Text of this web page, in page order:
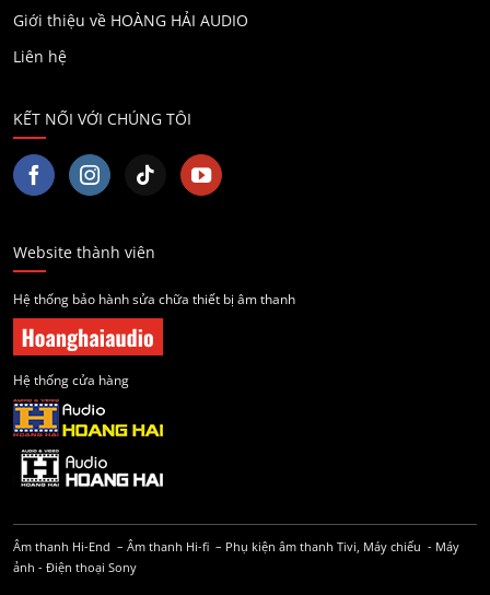
Giới thiệu về HOÀNG HẢI AUDIO
Liên hệ
KẾT NỐI VỚI CHÚNG TÔI
Website thành viên
Hệ thống bảo hành sửa chữa thiết bị âm thanh
Hệ thống cửa hàng
Âm thanh Hi-End – Âm thanh Hi-fi – Phụ kiện âm thanh Tivi, Máy chiếu - Máy
ảnh - Điện thoại Sony